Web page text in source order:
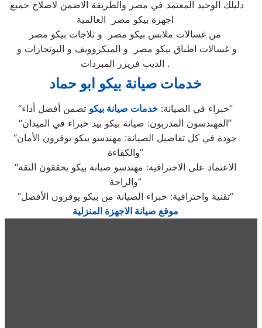
اجهزة بيكو مصر العالمية
من غسالات ملابس بيكو مصر و ثلاجات بيكو مصر
الديب فريزر المبردات .
خدمات صيانة بيكو ابو حماد
“خبراء في الصيانة:خدمات صيانة بيكو
تضمن أفضل أداء”
“المهندسون المدربون: صيانة بيكو بيد خبراء في الميدان”
“جودة في كل تفاصيل الصيانة: مهندسو بيكو يوفرون الأمان
والكفاءة”
“الاعتماد على الاحترافية: مهندسو صيانة بيكو يحققون الثقة
والراحة”
“تقنية واحترافية: خبراء الصيانة من بيكو يوفرون الأفضل”
موقع صيانة الاجهزة المنزلية